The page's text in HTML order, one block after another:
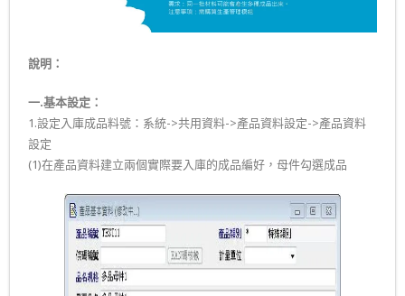
說明：
一.基本設定：
1.設定入庫成品料號：系統->共用資料->產品資料設定->產品資料
設定
(1)在產品資料建立兩個實際要入庫的成品編好，母件勾選成品